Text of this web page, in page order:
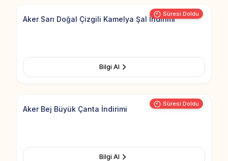
Süresi Doldu
Aker Sarı Doğal Çizgili Kamelya Şal İndirimi
Bilgi Al
Süresi Doldu
Add to
Aker Bej Büyük Çanta İndirimi
Bilgi Al